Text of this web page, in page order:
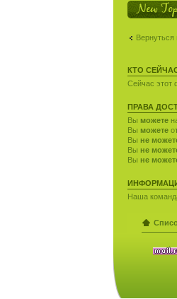
Новая тема
КТО
Сейчас этот
ПРАВА
Вы можете
Вы можете
Вы не
Вы не
Вы не
Наша